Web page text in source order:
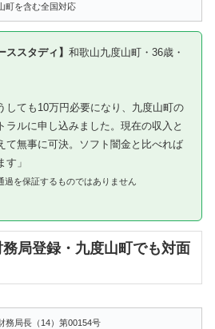
町を含む全国対応
ススタディ】 和歌山九度山町・36歳・
しても10万円必要になり、九度山町の
ラルに申し込みました。現在の収入と
て無事に可決。ソフト闇金と比べれば
」
を保証するものではありません
局登録・九度山町でも対面
務局長（14）第00154号